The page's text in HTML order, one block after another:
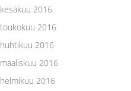
kesäkuu 2016
toukokuu 2016
huhtikuu 2016
maaliskuu 2016
helmikuu 2016